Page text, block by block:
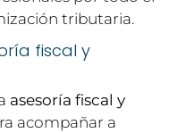
tributaria.
fiscal y
asesoría fiscal y
acompañar a